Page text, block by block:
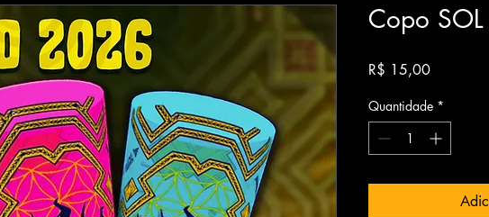
Copo
R$ 15,00Preço
Quantidade *